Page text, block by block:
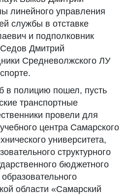
линейного управления
службы в отставке
и подполковник
Дмитрий
Средневолжского ЛУ
в полицию пошел, пусть
транспортные
провели для
центра Самарского
университета,
структурного
бюджетного
области «Самарский